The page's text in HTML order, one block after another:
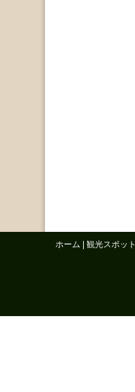
ホーム 観光スポット